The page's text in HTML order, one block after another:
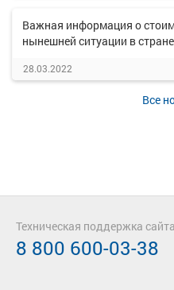
Важная информация о
нынешней ситуации в стране
28.03.2022
Все
Техническая поддержка сайта
8 800 600-03-38